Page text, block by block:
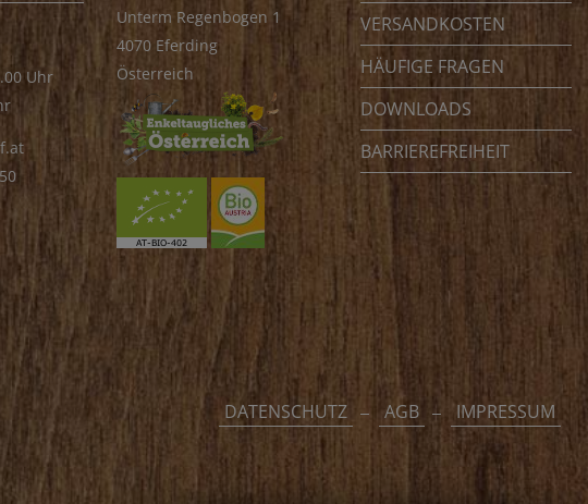
Uhr
Unterm Regenbogen 1
4070 Eferding
Österreich
VERSANDKOSTEN
HÄUFIGE FRAGEN
DOWNLOADS
BARRIEREFREIHEIT
DATENSCHUTZ AGB IMPRESSUM